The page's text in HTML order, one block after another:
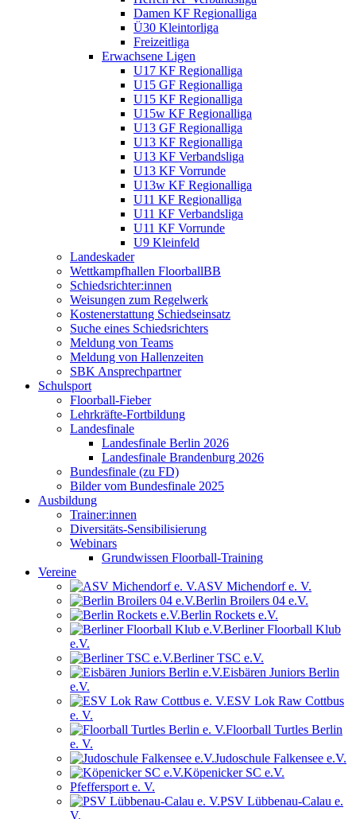
Damen KF Regionalliga
Ü30 Kleintorliga
Freizeitliga
Erwachsene Ligen
U17 KF Regionalliga
U15 GF Regionalliga
U15 KF Regionalliga
U15w KF Regionalliga
U13 GF Regionalliga
U13 KF Regionalliga
U13 KF Verbandsliga
U13 KF Vorrunde
U13w KF Regionalliga
U11 KF Regionalliga
U11 KF Verbandsliga
U11 KF Vorrunde
U9 Kleinfeld
Landeskader
Wettkampfhallen FloorballBB
Schiedsrichter:innen
Weisungen zum Regelwerk
Kostenerstattung Schiedseinsatz
Suche eines Schiedsrichters
Meldung von Teams
Meldung von Hallenzeiten
SBK Ansprechpartner
Schulsport
Floorball-Fieber
Lehrkräfte-Fortbildung
Landesfinale
Landesfinale Berlin 2026
Landesfinale Brandenburg 2026
Bundesfinale (zu FD)
Bilder vom Bundesfinale 2025
Ausbildung
Trainer:innen
Diversitäts-Sensibilisierung
Webinars
Grundwissen Floorball-Training
Vereine
ASV Michendorf e. V.
Berlin Broilers 04 e.V.
Berlin Rockets e.V.
Berliner Floorball Klub
e.V.
Berliner TSC e.V.
Eisbären Juniors Berlin
e.V.
ESV Lok Raw Cottbus
e. V.
Floorball Turtles Berlin
e. V.
Judoschule Falkensee e.V.
Köpenicker SC e.V.
Pfeffersport e. V.
PSV Lübbenau-Calau e.
V.